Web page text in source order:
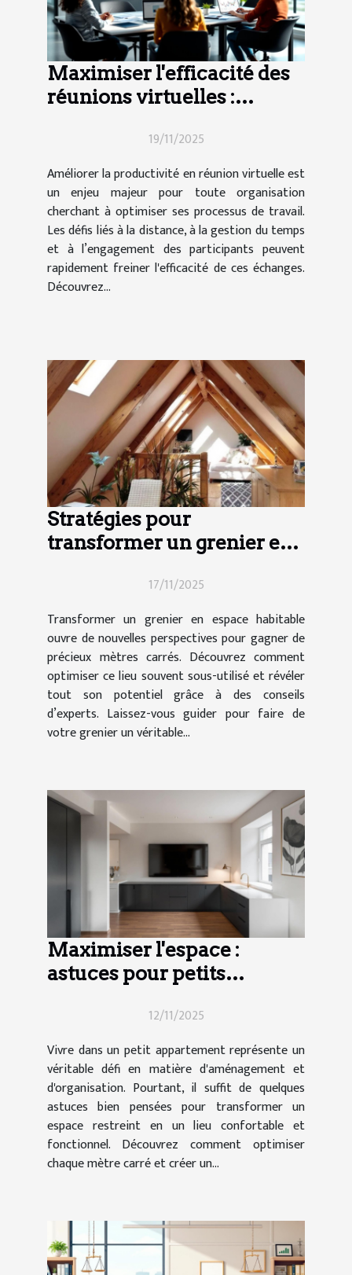
Maximiser l'efficacité des
réunions virtuelles :
19/11/2025
Améliorer la productivité en réunion virtuelle est
un enjeu majeur pour toute organisation
cherchant à optimiser ses processus de travail.
Les défis liés à la distance, à la gestion du temps
et à l’engagement des participants peuvent
rapidement freiner l'efficacité de ces échanges.
Découvrez...
Stratégies pour
transformer un grenier en
17/11/2025
Transformer un grenier en espace habitable
ouvre de nouvelles perspectives pour gagner de
précieux mètres carrés. Découvrez comment
optimiser ce lieu souvent sous-utilisé et révéler
tout son potentiel grâce à des conseils
d’experts. Laissez-vous guider pour faire de
votre grenier un véritable...
Maximiser l'espace :
astuces pour petits
12/11/2025
Vivre dans un petit appartement représente un
véritable défi en matière d'aménagement et
d'organisation. Pourtant, il suffit de quelques
astuces bien pensées pour transformer un
espace restreint en un lieu confortable et
fonctionnel. Découvrez comment optimiser
chaque mètre carré et créer un...